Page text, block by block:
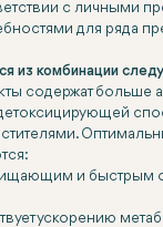
с личными
для ряда
из комбинации
содержат больше
и быстрым
ускорению